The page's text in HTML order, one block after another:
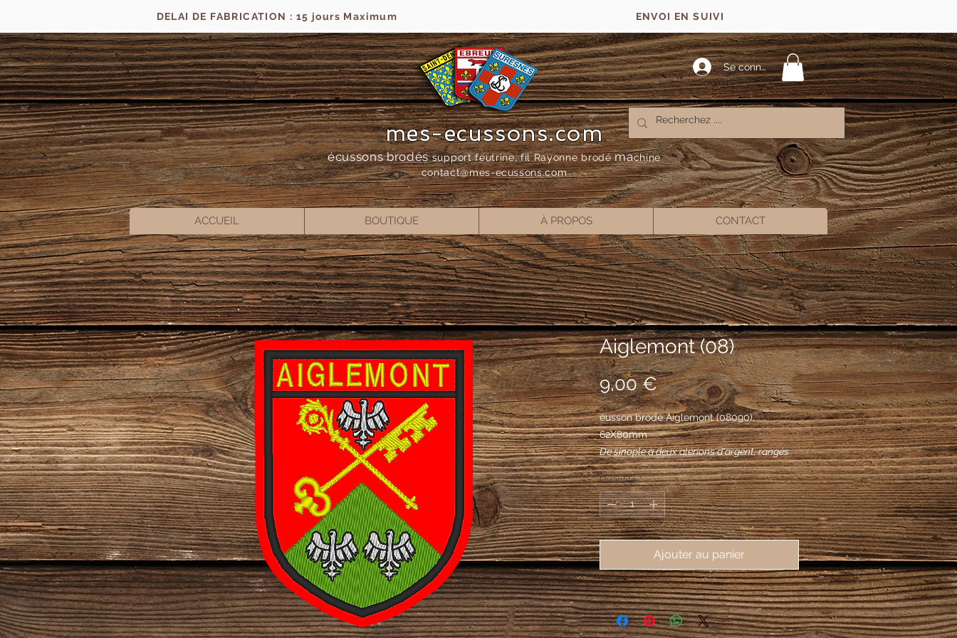
DELAI DE FABRICATION : 15 jours Maximum ENVOI EN SUIVI
Se connecter
mes-ecussons.com
écussons brodés support feutrine, fil Rayonne brodémachine
contact@mes-ecussons.com
ACCUEIL BOUTIQUE À PROPOS CONTACT
Aiglemont (08)
9,00 €Prix
éusson brodé Aiglemont (08090),
62X80mm
De sinople à deux alérions d'argent, rangés
en pointe; mantelé de gueules à une crosse et
une clef à double panneton d'or, passées en
sautoir et surmontées d'un alérion d'argent.
Quantité *
Ajouter au panier